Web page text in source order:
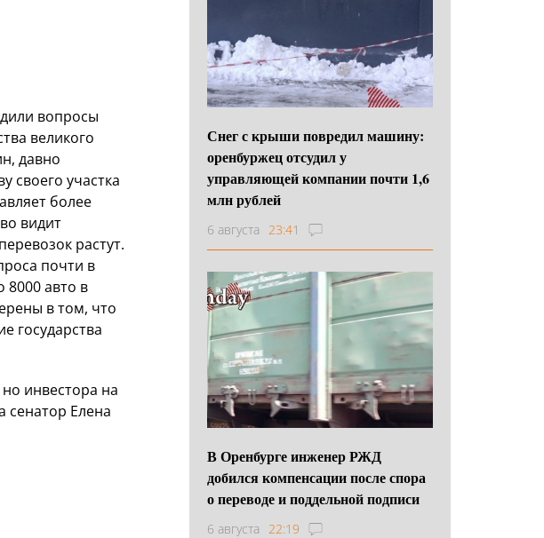
вопросы
великого
давно
своего участка
более
видит
растут.
почти в
8000 авто в
в том, что
государства
но инвестора на
сенатор Елена
Снег с крыши повредил машину:
оренбуржец отсудил у
управляющей компании почти 1,6
млн рублей
6 августа 23:41
В Оренбурге инженер РЖД
добился компенсации после спора
о переводе и поддельной подписи
6 августа 22:19